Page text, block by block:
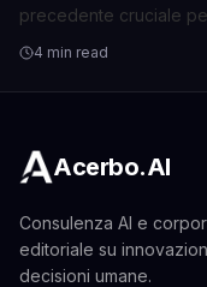
precedente cruciale
4 min read
Acerbo.AI
Consulenza AI e
editoriale su
decisioni umane.